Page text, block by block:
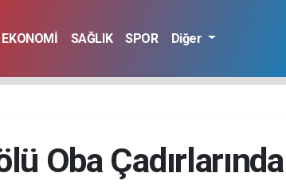
EKONOMİ SAĞLIK SPOR Diğer
Oba Çadırlarında